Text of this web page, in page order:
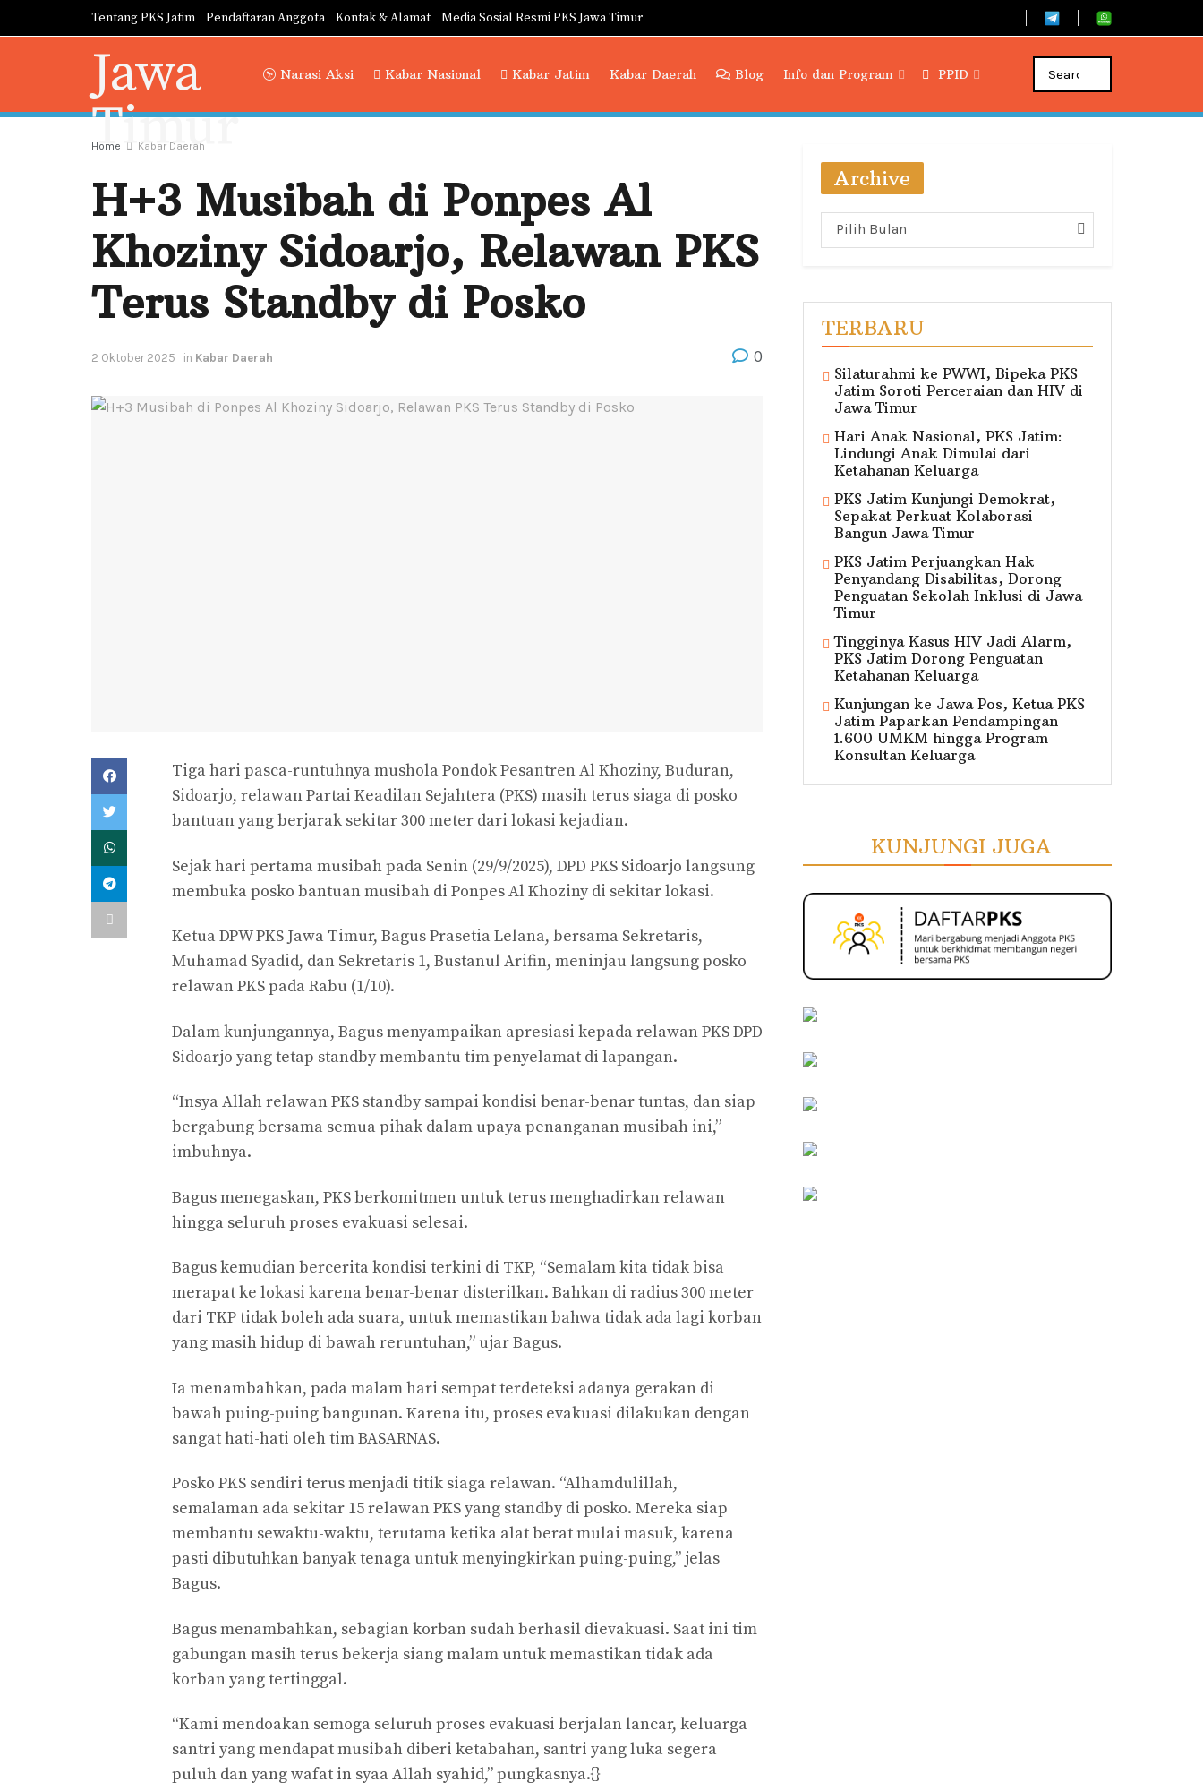
Tentang PKS Jatim Pendaftaran Anggota Kontak & Alamat Media Sosial Resmi PKS Jawa Timur
Narasi Aksi Kabar Nasional Kabar Jatim Kabar Daerah Blog Info dan Program PPID
Home Kabar Daerah
H+3 Musibah di Ponpes Al
Khoziny Sidoarjo, Relawan PKS
Terus Standby di Posko
2 Oktober 2025 in Kabar Daerah 0
Tiga hari pasca-runtuhnya mushola Pondok Pesantren Al Khoziny, Buduran,
Sidoarjo, relawan Partai Keadilan Sejahtera (PKS) masih terus siaga di posko
bantuan yang berjarak sekitar 300 meter dari lokasi kejadian.
Sejak hari pertama musibah pada Senin (29/9/2025), DPD PKS Sidoarjo langsung
membuka posko bantuan musibah di Ponpes Al Khoziny di sekitar lokasi.
Ketua DPW PKS Jawa Timur, Bagus Prasetia Lelana, bersama Sekretaris,
Muhamad Syadid, dan Sekretaris 1, Bustanul Arifin, meninjau langsung posko
relawan PKS pada Rabu (1/10).
Dalam kunjungannya, Bagus menyampaikan apresiasi kepada relawan PKS DPD
Sidoarjo yang tetap standby membantu tim penyelamat di lapangan.
“Insya Allah relawan PKS standby sampai kondisi benar-benar tuntas, dan siap
bergabung bersama semua pihak dalam upaya penanganan musibah ini,”
imbuhnya.
Bagus menegaskan, PKS berkomitmen untuk terus menghadirkan relawan
hingga seluruh proses evakuasi selesai.
Bagus kemudian bercerita kondisi terkini di TKP, “Semalam kita tidak bisa
merapat ke lokasi karena benar-benar disterilkan. Bahkan di radius 300 meter
dari TKP tidak boleh ada suara, untuk memastikan bahwa tidak ada lagi korban
yang masih hidup di bawah reruntuhan,” ujar Bagus.
Ia menambahkan, pada malam hari sempat terdeteksi adanya gerakan di
bawah puing-puing bangunan. Karena itu, proses evakuasi dilakukan dengan
sangat hati-hati oleh tim BASARNAS.
Posko PKS sendiri terus menjadi titik siaga relawan. “Alhamdulillah,
semalaman ada sekitar 15 relawan PKS yang standby di posko. Mereka siap
membantu sewaktu-waktu, terutama ketika alat berat mulai masuk, karena
pasti dibutuhkan banyak tenaga untuk menyingkirkan puing-puing,” jelas
Bagus.
Bagus menambahkan, sebagian korban sudah berhasil dievakuasi. Saat ini tim
gabungan masih terus bekerja siang malam untuk memastikan tidak ada
korban yang tertinggal.
“Kami mendoakan semoga seluruh proses evakuasi berjalan lancar, keluarga
santri yang mendapat musibah diberi ketabahan, santri yang luka segera
puluh dan yang wafat in syaa Allah syahid,” pungkasnya.{}
Archive
Archive
Pilih Bulan
TERBARU
Silaturahmi ke PWWI, Bipeka PKS
Jatim Soroti Perceraian dan HIV di
Jawa Timur
Hari Anak Nasional, PKS Jatim:
Lindungi Anak Dimulai dari
Ketahanan Keluarga
PKS Jatim Kunjungi Demokrat,
Sepakat Perkuat Kolaborasi
Bangun Jawa Timur
PKS Jatim Perjuangkan Hak
Penyandang Disabilitas, Dorong
Penguatan Sekolah Inklusi di Jawa
Timur
Tingginya Kasus HIV Jadi Alarm,
PKS Jatim Dorong Penguatan
Ketahanan Keluarga
Kunjungan ke Jawa Pos, Ketua PKS
Jatim Paparkan Pendampingan
1.600 UMKM hingga Program
Konsultan Keluarga
KUNJUNGI JUGA